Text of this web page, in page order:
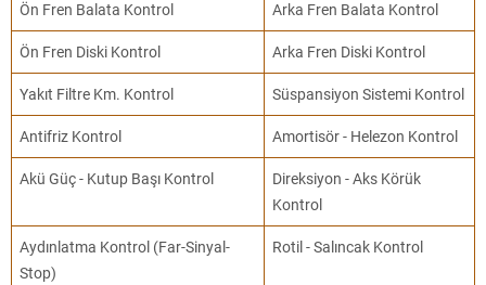
Ön Fren Balata Kontrol Arka Fren Balata Kontrol
Ön Fren Diski Kontrol Arka Fren Diski Kontrol
Yakıt Filtre Km. Kontrol Süspansiyon Sistemi Kontrol
Antifriz Kontrol Amortisör - Helezon Kontrol
Akü Güç - Kutup Başı Kontrol
Direksiyon - Aks Körük
Kontrol
Aydınlatma Kontrol (Far-Sinyal-
Stop)
Rotil - Salıncak Kontrol